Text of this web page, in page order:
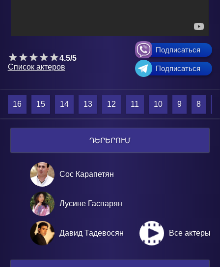
4.5/5
Список актеров
Подписаться
Подписаться
16 15 14 13 12 11 10 9 8
ԴԵՐԵՐՈՒՄ
Сос Карапетян
Лусине Гаспарян
Давид Тадевосян Все актеры